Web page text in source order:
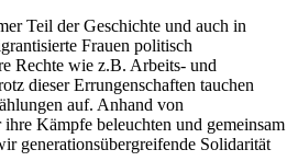
Teil der Geschichte und auch in
Frauen politisch
Rechte wie z.B. Arbeits- und
dieser Errungenschaften tauchen
auf. Anhand von
Kämpfe beleuchten und gemeinsam
generationsübergreifende Solidarität